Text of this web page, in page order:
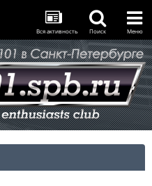
Вся активность Поиск Меню